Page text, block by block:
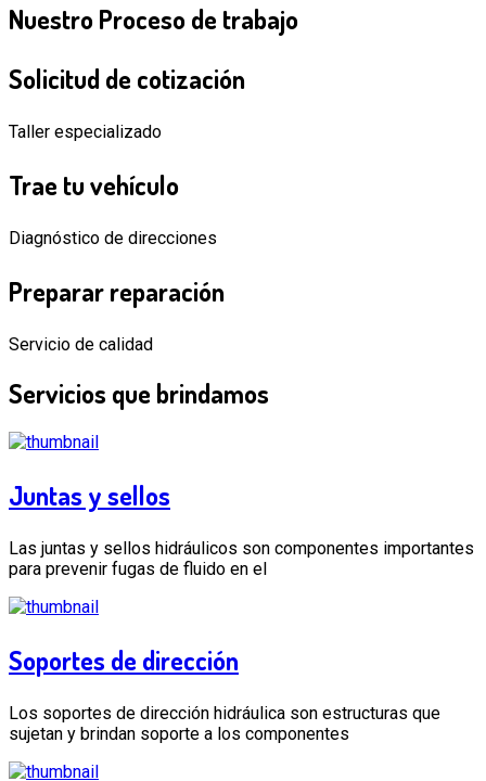
NuestroProceso de trabajo
Solicitudde cotización
Taller especializado
Trae tu vehículo
Diagnóstico de direcciones
Prepararreparación
Servicio de calidad
Servicios que brindamos
Juntas y sellos
Las juntas y sellos hidráulicos son componentes importantes
para prevenir fugas de fluido en el
Soportes de dirección
Los soportes de dirección hidráulica son estructuras que
sujetan y brindan soporte a los componentes